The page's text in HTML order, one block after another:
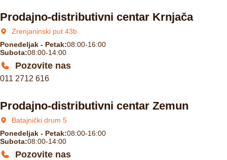
Prodajno-distributivni centar Krnjača
Zrenjaninski put 43b
Ponedeljak - Petak:08:00-16:00
Subota:08:00-14:00
Pozovite nas
011 2712 616
Prodajno-distributivni centar Zemun
Batajnički drum 5
Ponedeljak - Petak:08:00-16:00
Subota:08:00-14:00
Pozovite nas